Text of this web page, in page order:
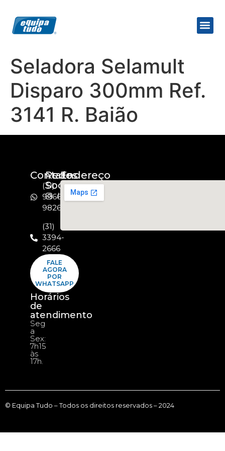
Seladora Selamult
Disparo 300mm Ref.
3141 R. Baião
Contato
(31)
99664-
9826
(31)
3394-
2666
FALE
AGORA
POR
WHATSAPP
Horários
de
atendimento
Seg
a
Sex:
7h15
às
17h.
Redes
Socias
Instagram
Endereço
© Equipa Tudo – Todos os direitos reservados – 2024